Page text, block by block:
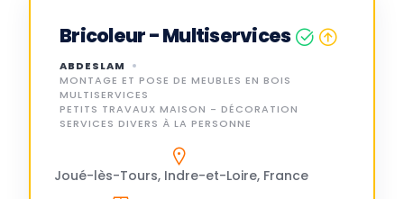
Bricoleur - Multiservices
ABDESLAM
MONTAGE ET POSE DE MEUBLES EN BOIS
MULTISERVICES
PETITS TRAVAUX MAISON - DÉCORATION
SERVICES DIVERS À LA PERSONNE
Joué-lès-Tours, Indre-et-Loire, France